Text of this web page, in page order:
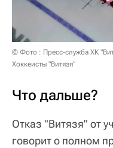
© Фото : Пресс-служба ХК
Хоккеисты "Витязя"
Что дальше?
Отказ "Витязя" от
говорит о полном